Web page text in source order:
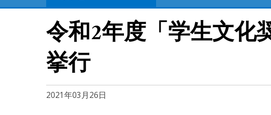
令和2年度「学生文化
挙行
2021年03月26日